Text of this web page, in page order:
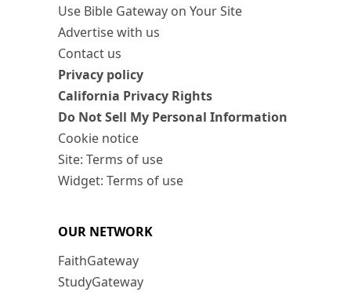
Use Bible Gateway on Your Site
Advertise with us
Contact us
Privacy policy
California Privacy Rights
Do Not Sell My Personal Information
Cookie notice
Site: Terms of use
Widget: Terms of use
OUR NETWORK
FaithGateway
StudyGateway